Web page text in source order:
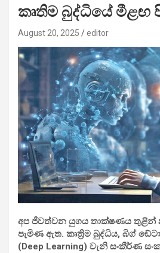
කෘතිම බුද්ධියේ මීළඟ
August 20, 2025 editor
අප ජීවත්වන යුගය තාක්ෂණය තුළින්
පැමිණ ඇත. කෘත්‍රිම බුද්ධිය, බිග්
(Deep Learning) වැනි සංකීර්ණ